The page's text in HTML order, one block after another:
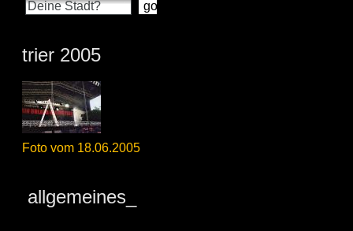
trier 2005
Foto vom 18.06.2005
allgemeines_